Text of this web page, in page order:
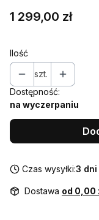
Cena
1 299,00 zł
Ilość
szt.
Dostępność:
na wyczerpaniu
Czas wysyłki:3 dni
Dostawa od 0,00